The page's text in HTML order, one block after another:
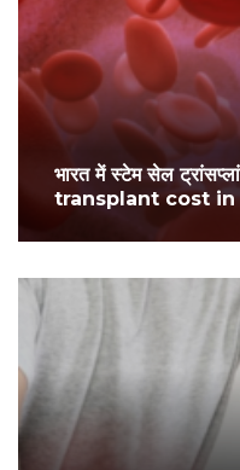
भारत में स्टेम सेल
transplant cost in